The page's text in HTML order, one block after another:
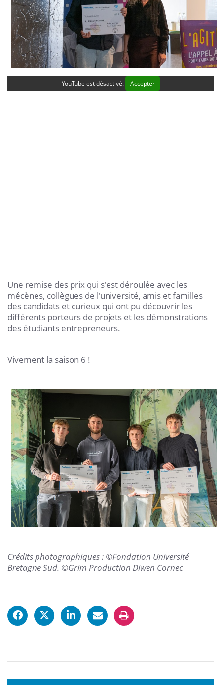
YouTube est désactivé. Accepter
Une remise des prix qui s'est déroulée avec les
mécènes, collègues de l'université, amis et familles
des candidats et curieux qui ont pu découvrir les
différents porteurs de projets et les démonstrations
des étudiants entrepreneurs.
Vivement la saison 6 !
Crédits photographiques : ©Fondation Université
Bretagne Sud. ©Grim Production Diwen Cornec